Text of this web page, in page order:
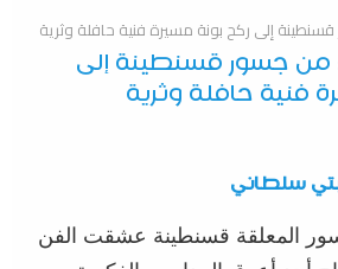
إلى ركح بونة مسيرة فنية حافلة وثرية
من جسور قسنطينة إلى
فنية حافلة وثرية
سلطاني
المعلقة قسنطينة عشقت الفن